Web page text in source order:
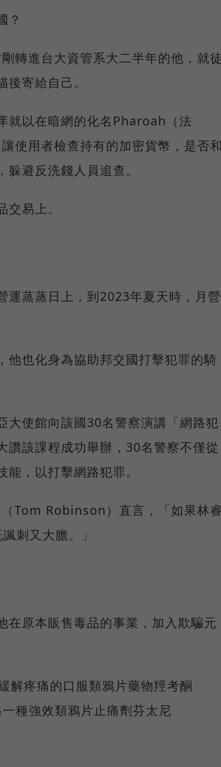
？
轉進台大資管系大二半年的他，就徒
寄給自己。
就以在暗網的化名Pharoah（法
使用者檢查持有的加密貨幣，是否和
避反洗錢人員追查。
易上。
運蒸蒸日上，到2023年夏天時，月營
他也化身為協助邦交國打擊犯罪的騎
大使館向該國30名警察演講「網路犯
讚該課程成功舉辦，30名警察不僅從
，以打擊網路犯罪。
Tom Robinson）直言，「如果林睿
刺又大膽。」
在原本販售毒品的事業，加入欺騙元
解疼痛的口服類鴉片藥物羥考酮
種強效類鴉片止痛劑芬太尼